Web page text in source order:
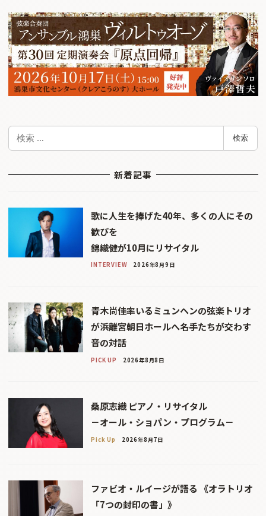
検
検索
新着記事
歌に人生を捧げた40年、多くの人にその
歓びを
錦織健が10月にリサイタル
INTERVIEW 2026年8月9日
青木尚佳率いるミュンヘンの弦楽トリオ
が浜離宮朝日ホールへ――名手たちが交わす
音の対話
PICK UP 2026年8月8日
桑原志織 ピアノ・リサイタル
－オール・ショパン・プログラム－
Pick Up 2026年8月7日
ファビオ・ルイージが語る 《オラトリオ
「7つの封印の書」》